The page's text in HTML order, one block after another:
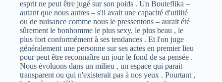
esprit ne peut être jugé sur son poids . Un Bouteflika –
autant que nous autres – s'il avait une capacité d'utilité
ou de nuisance comme nous le pressentons – aurait été
sûrement le bonhomme le plus sexy, le plus beau , le
plus fort conformément à ses tendances . Et l'on juge
généralement une personne sur ses actes en premier lieu
pour peut être reconnaître un jour le fond de sa pensée .
Nous évoluons dans un milieu , un espace qui parait
transparent ou qui n'existerait pas à nos yeux . Pourtant ,